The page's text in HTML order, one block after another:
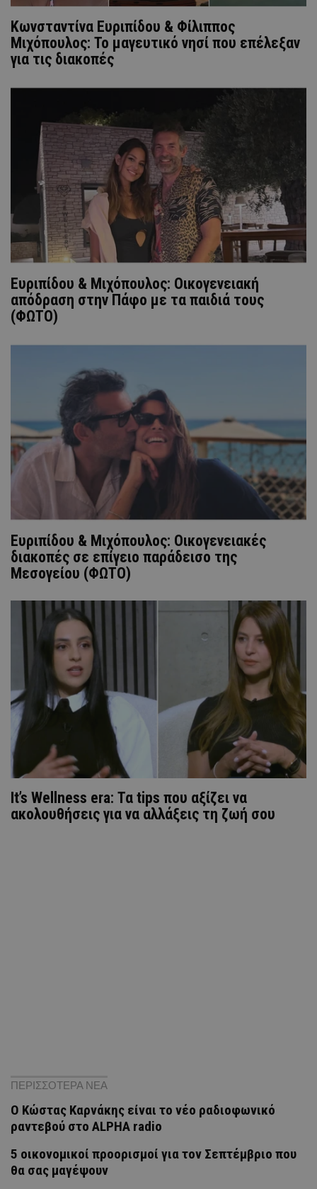
Κωνσταντίνα Ευριπίδου & Φίλιππος
Μιχόπουλος: Το μαγευτικό νησί που επέλεξαν
για τις διακοπές
Ευριπίδου & Μιχόπουλος: Οικογενειακή
απόδραση στην Πάφο με τα παιδιά τους
(ΦΩΤΟ)
Ευριπίδου & Μιχόπουλος: Οικογενειακές
διακοπές σε επίγειο παράδεισο της
Μεσογείου (ΦΩΤΟ)
It’s Wellness era: Τα tips που αξίζει να
ακολουθήσεις για να αλλάξεις τη ζωή σου
ΠΕΡΙΣΣΟΤΕΡΑ ΝΕΑ
Ο Κώστας Καρνάκης είναι το νέο ραδιοφωνικό
ραντεβού στο ALPHA radio
5 οικονομικοί προορισμοί για τον Σεπτέμβριο που
θα σας μαγέψουν